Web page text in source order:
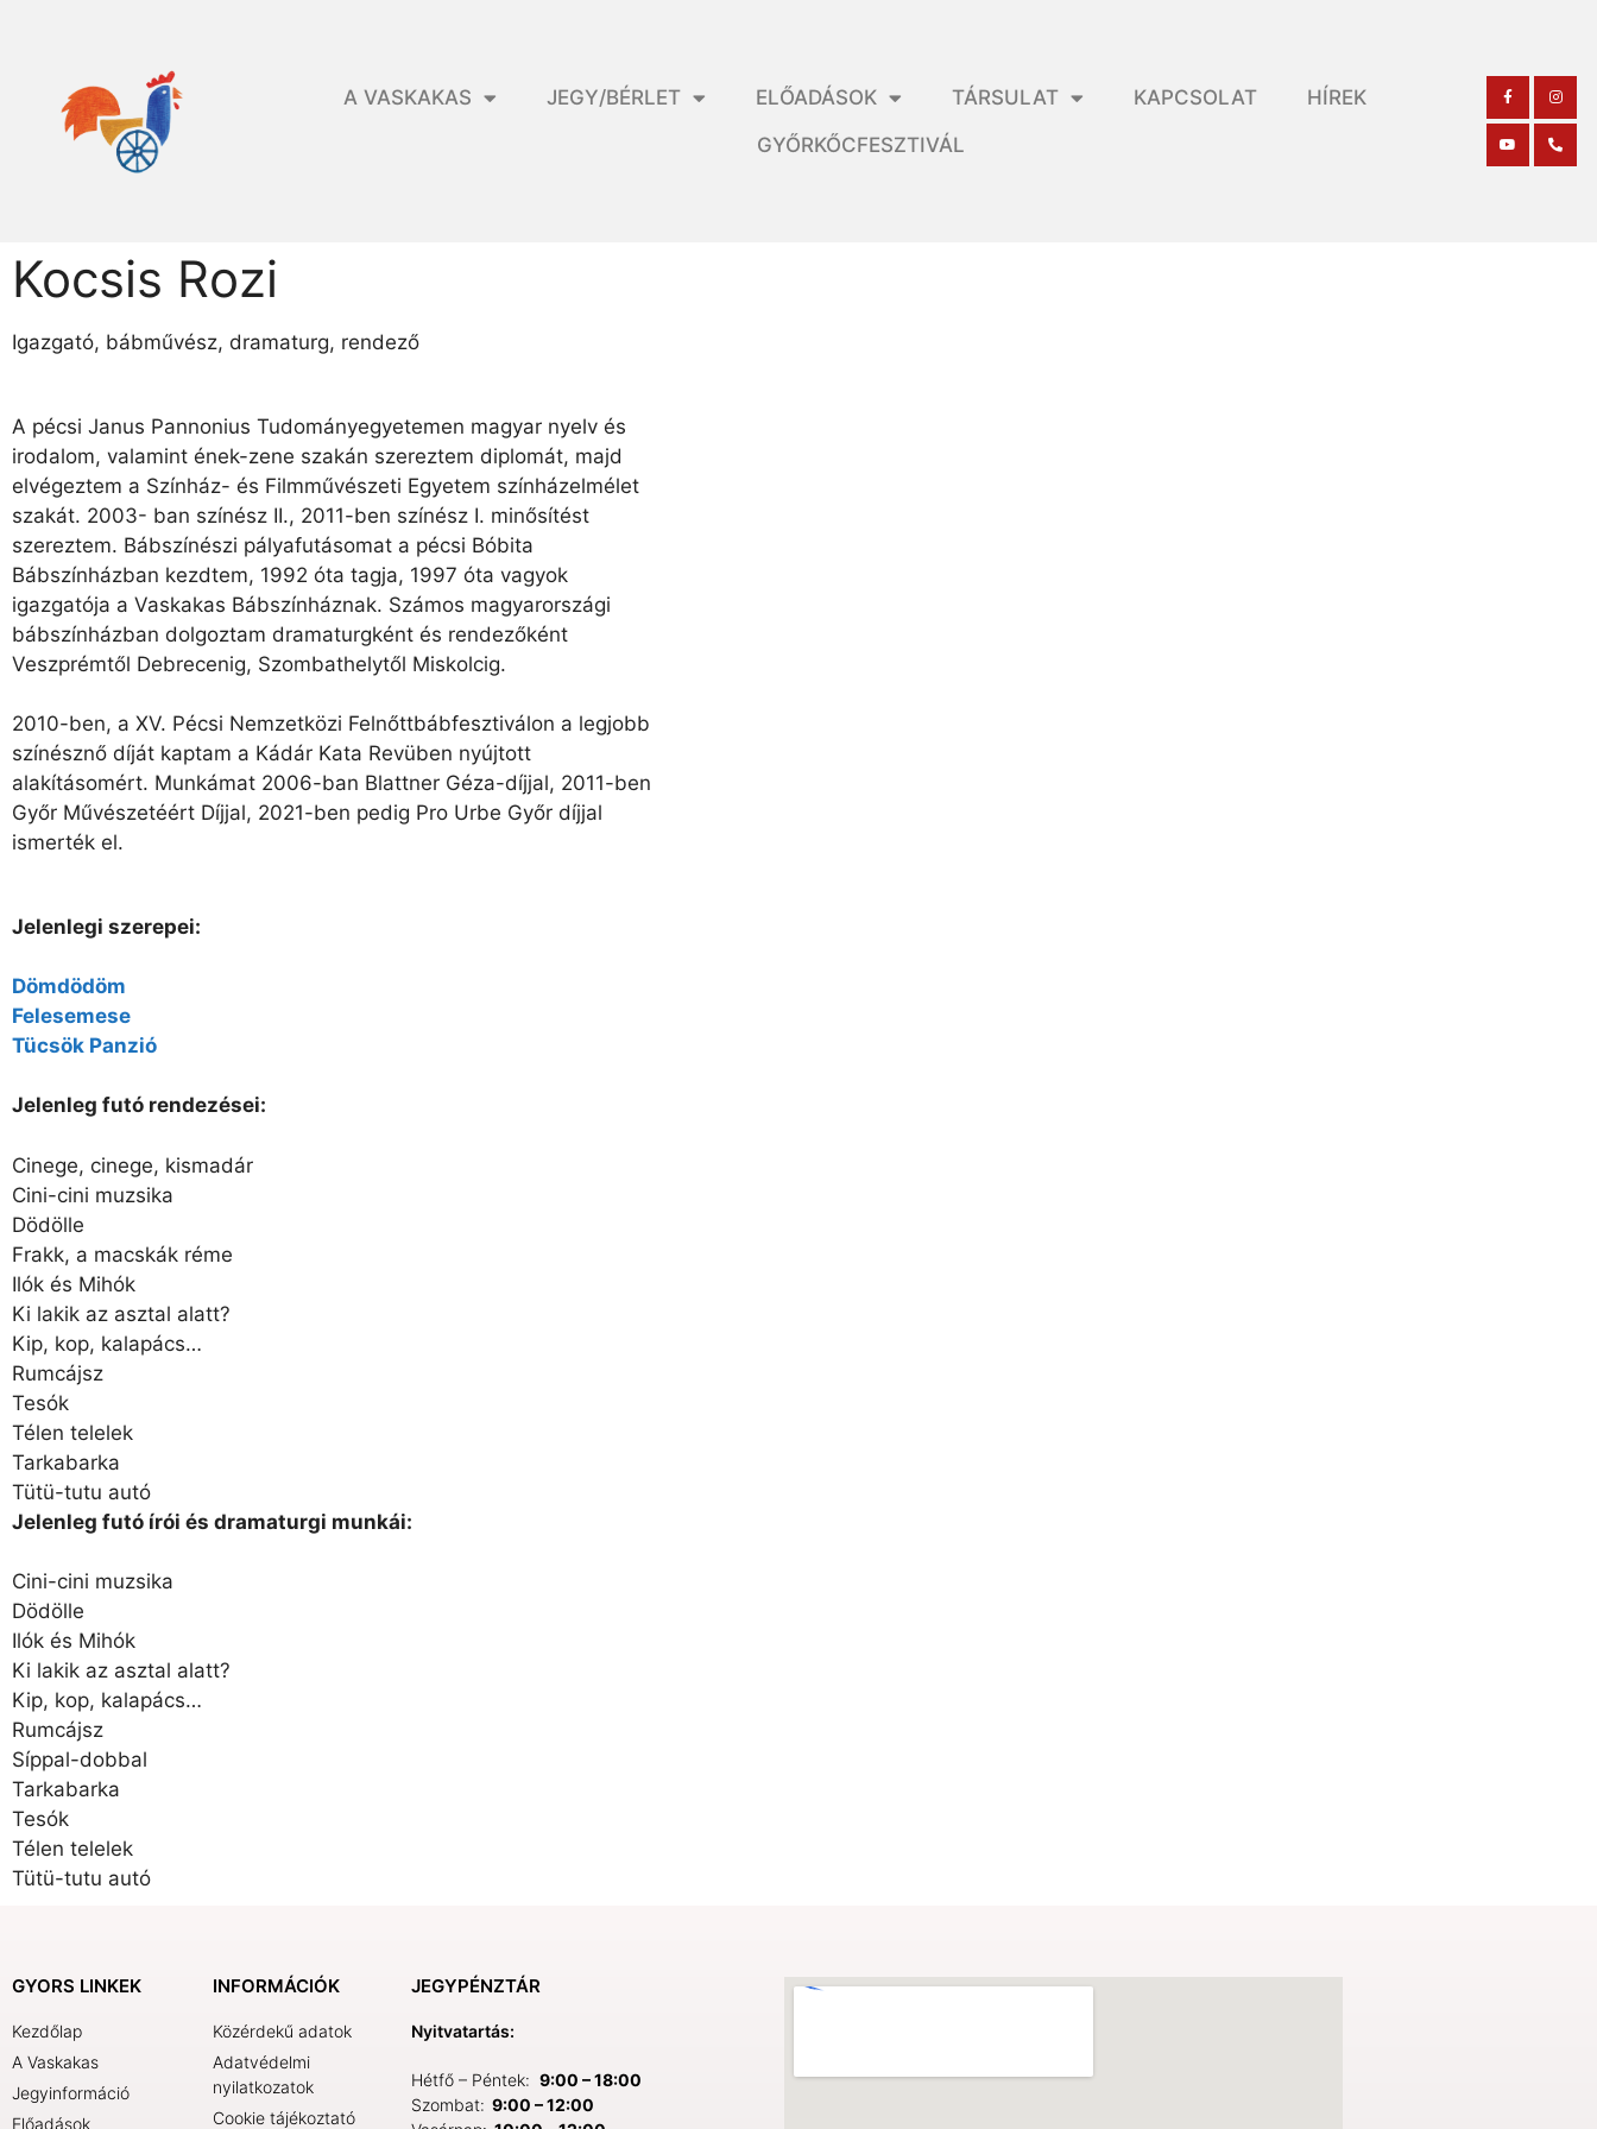
A VASKAKAS JEGY/BÉRLET ELŐADÁSOK TÁRSULAT KAPCSOLAT
HÍREK
GYŐRKŐCFESZTIVÁL
Kocsis Rozi
Igazgató, bábművész, dramaturg, rendező
A pécsi Janus Pannonius Tudományegyetemen magyar nyelv és
irodalom, valamint ének-zene szakán szereztem diplomát, majd
elvégeztem a Színház- és Filmművészeti Egyetem színházelmélet
szakát. 2003- ban színész II., 2011-ben színész I. minősítést
szereztem. Bábszínészi pályafutásomat a pécsi Bóbita
Bábszínházban kezdtem, 1992 óta tagja, 1997 óta vagyok
igazgatója a Vaskakas Bábszínháznak. Számos magyarországi
bábszínházban dolgoztam dramaturgként és rendezőként
Veszprémtől Debrecenig, Szombathelytől Miskolcig.
2010-ben, a XV. Pécsi Nemzetközi Felnőttbábfesztiválon a legjobb
színésznő díját kaptam a Kádár Kata Revüben nyújtott
alakításomért. Munkámat 2006-ban Blattner Géza-díjjal, 2011-ben
Győr Művészetéért Díjjal, 2021-ben pedig Pro Urbe Győr díjjal
ismerték el.
Jelenlegi szerepei:
Dömdödöm
Felesemese
Tücsök Panzió
Jelenleg futó rendezései:
Cinege, cinege, kismadár
Cini-cini muzsika
Dödölle
Frakk, a macskák réme
Ilók és Mihók
Ki lakik az asztal alatt?
Kip, kop, kalapács…
Rumcájsz
Tesók
Télen telelek
Tarkabarka
Tütü-tutu autó
Jelenleg futó írói és dramaturgi munkái:
Cini-cini muzsika
Dödölle
Ilók és Mihók
Ki lakik az asztal alatt?
Kip, kop, kalapács…
Rumcájsz
Síppal-dobbal
Tarkabarka
Tesók
Télen telelek
Tütü-tutu autó
GYORS LINKEK
Kezdőlap
A Vaskakas
Jegyinformáció
Előadások
INFORMÁCIÓK
Közérdekű adatok
Adatvédelmi
nyilatkozatok
Cookie tájékoztató
JEGYPÉNZTÁR
Nyitvatartás:
Hétfő – Péntek: 9:00 – 18:00
Szombat: 9:00 – 12:00